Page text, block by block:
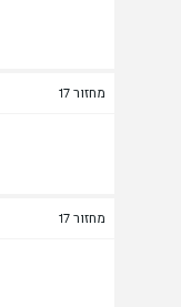
מחזור 17
מחזור 17